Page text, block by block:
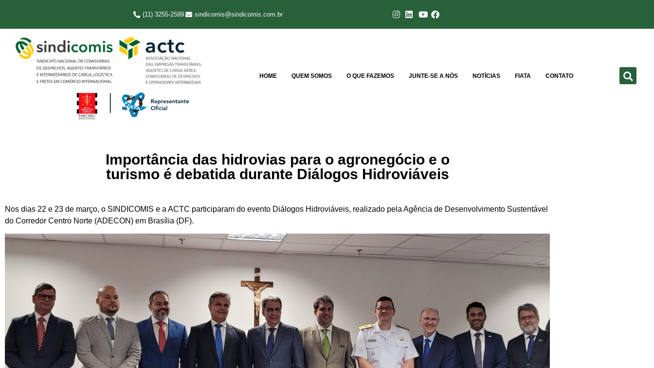
(11) 3255-2599 sindicomis@sindicomis.com.br
HOME QUEM SOMOS O QUE FAZEMOS JUNTE-SE A NÓS NOTÍCIAS FIATA CONTATO
Importância das hidrovias para o agronegócio e o
turismo é debatida durante Diálogos Hidroviáveis
Nos dias 22 e 23 de março, o SINDICOMIS e a ACTC participaram do evento Diálogos Hidroviáveis, realizado pela Agência de Desenvolvimento Sustentável
do Corredor Centro Norte (ADECON) em Brasília (DF).